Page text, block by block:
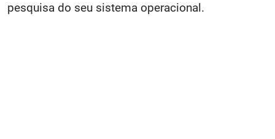
pesquisa do seu sistema operacional.